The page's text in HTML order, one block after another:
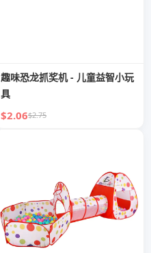
趣味恐龙抓奖机 - 儿童益智小玩
具
$2.06$2.75